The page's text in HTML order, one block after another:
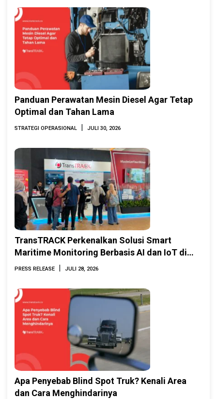
Panduan Perawatan Mesin Diesel Agar Tetap
Optimal dan Tahan Lama
STRATEGI OPERASIONAL | JULI 30, 2026
TransTRACK Perkenalkan Solusi Smart
Maritime Monitoring Berbasis AI dan IoT di
INAMARINE 2026
PRESS RELEASE | JULI 28, 2026
Apa Penyebab Blind Spot Truk? Kenali Area
dan Cara Menghindarinya